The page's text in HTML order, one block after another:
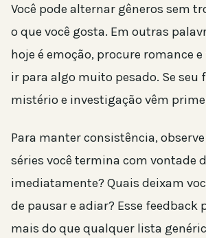
Você pode alternar gêneros sem
o que você gosta. Em outras
hoje é emoção, procure romance
ir para algo muito pesado. Se seu
mistério e investigação vêm
Para manter consistência,
séries você termina com vontade
imediatamente? Quais deixam
de pausar e adiar? Esse feedback
mais do que qualquer lista